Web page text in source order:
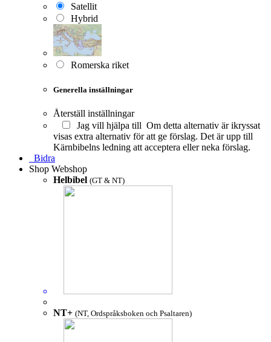
Satellit
Hybrid
Romerska riket
Generella inställningar
Återställ inställningar
Jag vill hjälpa till Om detta alternativ är ikryssat
visas extra alternativ för att ge förslag. Det är upp till
Kärnbibelns ledning att acceptera eller neka förslag.
Bidra
Shop Webshop
Helbibel (GT & NT)
NT+ (NT, Ordspråksboken och Psaltaren)